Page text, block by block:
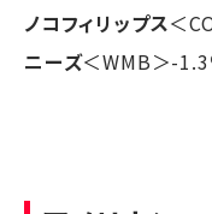
ノコフィリップス＜
ニーズ＜WMB＞-1.3